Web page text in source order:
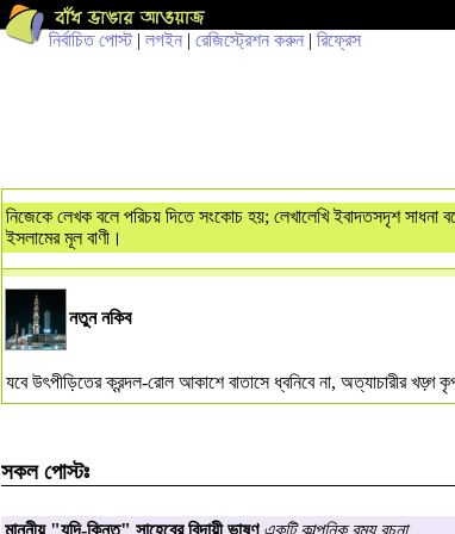
নির্বাচিত পোস্ট| লগইন | রেজিস্ট্রেশন করুন | রিফ্রেস
নিজেকে লেখক বলে পরিচয় দিতে সংকোচ হয়; লেখালেখি ইবাদতসদৃশ সাধনা
ইসলামের মূল বাণী।
নতুন নকিব
যবে উৎপীড়িতের ক্রন্দল-রোল আকাশে বাতাসে ধ্বনিবে না, অত্যাচারীর
সকল পোস্টঃ
মাননীয় "যদি-কিন্তু" সাহেবের বিদায়ী ভাষণ একটি কাল্পনিক রম্য রচনা